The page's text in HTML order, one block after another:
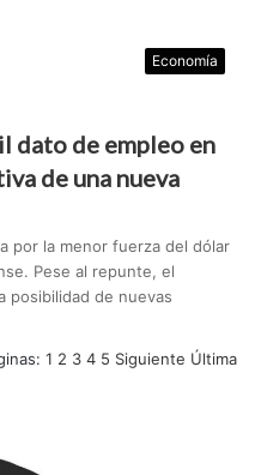
Economía
dato de empleo en
de una nueva
por la menor fuerza del dólar
Pese al repunte, el
posibilidad de nuevas
1 2 3 4 5 Siguiente Última